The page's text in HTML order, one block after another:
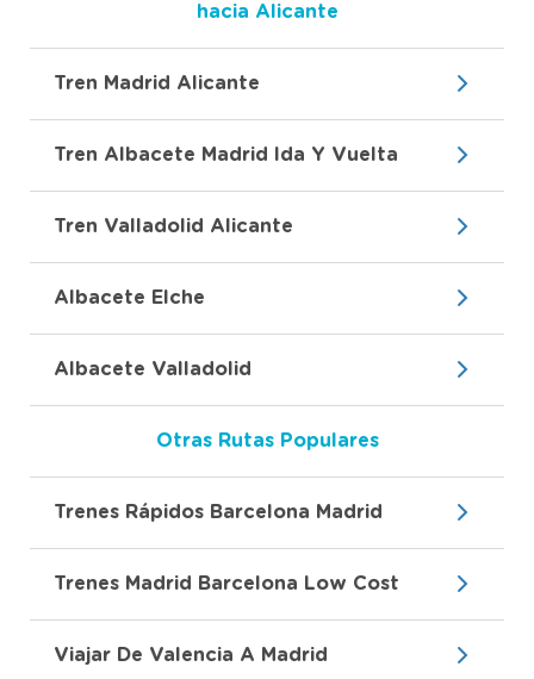
hacia Alicante
Tren Madrid Alicante
Tren Albacete Madrid Ida Y Vuelta
Tren Valladolid Alicante
Albacete Elche
Albacete Valladolid
Otras Rutas Populares
Trenes Rápidos Barcelona Madrid
Trenes Madrid Barcelona Low Cost
Viajar De Valencia A Madrid